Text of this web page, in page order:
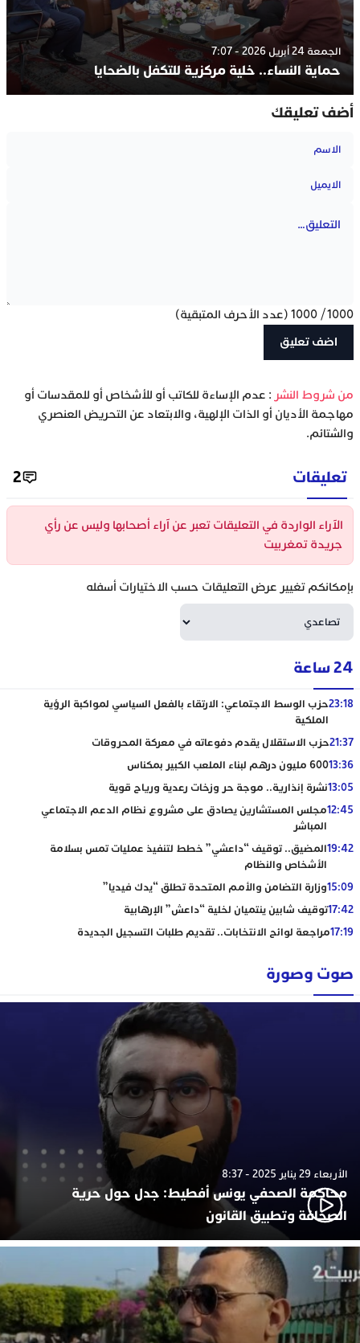
الجمعة 24 أبريل 2026 - 7:07
حماية النساء.. خلية مركزية للتكفل بالضحايا
أضف تعليقك
1000
/
1000 (عدد الأحرف المتبقية)
‫من شروط النشر : عدم الإساءة للكاتب أو للأشخاص أو للمقدسات أو
مهاجمة الأديان أو الذات الإلهية، والابتعاد عن التحريض العنصري
والشتائم.
تعليقات 2
الآراء الواردة في التعليقات تعبر عن آراء أصحابها وليس عن رأي
جريدة تمغربيت
بإمكانكم تغيير عرض التعليقات حسب الاختيارات أسفله
24 ساعة
23:18حزب الوسط الاجتماعي: الارتقاء بالفعل السياسي لمواكبة الرؤية
الملكية
21:37حزب الاستقلال يقدم دفوعاته في معركة المحروقات
13:36600 مليون درهم لبناء الملعب الكبير بمكناس
13:05نشرة إنذارية.. موجة حر وزخات رعدية ورياح قوية
12:45مجلس المستشارين يصادق على مشروع نظام الدعم الاجتماعي
المباشر
19:42المضيق.. توقيف “داعشي” خطط لتنفيذ عمليات تمس بسلامة
الأشخاص والنظام
15:09وزارة التضامن والأمم المتحدة تطلق “يدك فيديا”
17:42توقيف شابين ينتميان لخلية “داعش” الإرهابية
17:19مراجعة لوائح الانتخابات.. تقديم طلبات التسجيل الجديدة
صوت وصورة
الأربعاء 29 يناير 2025 - 8:37
محاكمة الصحفي يونس أفطيط: جدل حول حرية
الصحافة وتطبيق القانون